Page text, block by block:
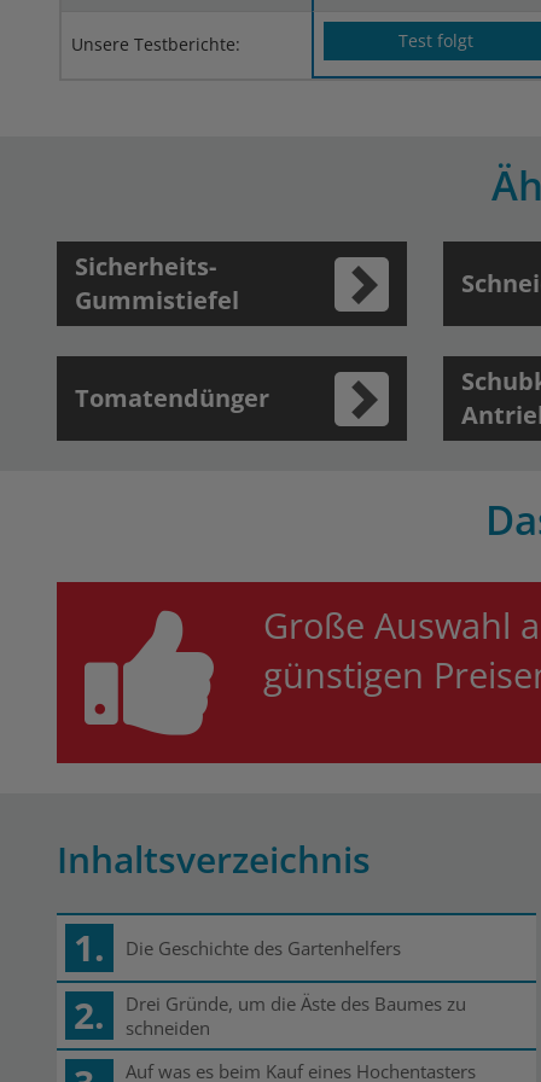
Unsere Testberichte: Test folgt
Sicherheits-
Gummistiefel
Tomatendünger
Große Auswahl
günstigen
Inhaltsverzeichnis
1.
Die Geschichte des Gartenhelfers
2.
Drei Gründe, um die Äste des Baumes zu
schneiden
Auf was es beim Kauf eines Hochentasters